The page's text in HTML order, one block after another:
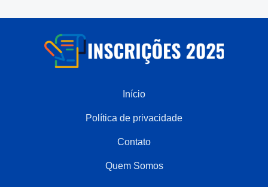
Início
Política de privacidade
Contato
Quem Somos